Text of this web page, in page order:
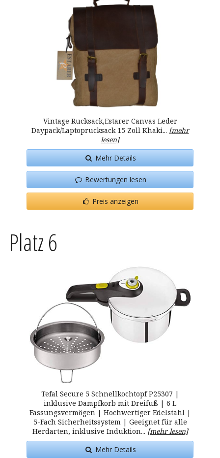
Vintage Rucksack,Estarer Canvas Leder
Daypack/Laptoprucksack 15 Zoll Khaki... [mehr
lesen]
Mehr Details
Bewertungen lesen
Preis anzeigen
Platz 6
Tefal Secure 5 Schnellkochtopf P25307 |
inklusive Dampfkorb mit Dreifuß | 6 L
Fassungsvermögen | Hochwertiger Edelstahl |
5-Fach Sicherheitssystem | Geeignet für alle
Herdarten, inklusive Induktion... [mehr lesen]
Mehr Details